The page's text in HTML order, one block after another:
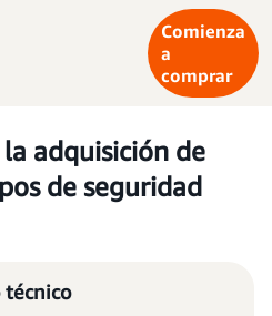
Comienza
a
comprar
adquisición de
de seguridad